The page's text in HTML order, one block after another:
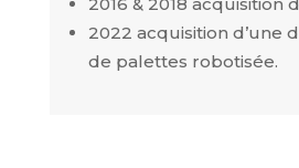
2022 acquisition d’une
de palettes robotisée.